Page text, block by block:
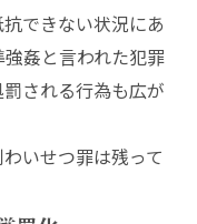
できない状況にあ
姦と言われた犯罪
される行為も広が
いせつ罪は残って